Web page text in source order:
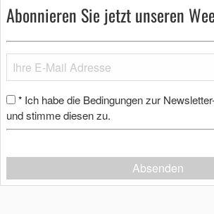
Abonnieren Sie jetzt unseren
* Ich habe die Bedingungen zur
und stimme diesen zu.
Absenden